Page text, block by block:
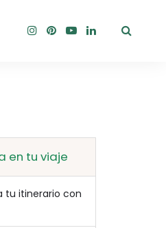
en tu viaje
tu itinerario con